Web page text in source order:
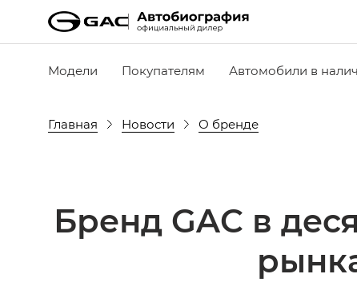
Модели Покупателям Автомобили в
Главная Новости О бренде
Бренд GAC в